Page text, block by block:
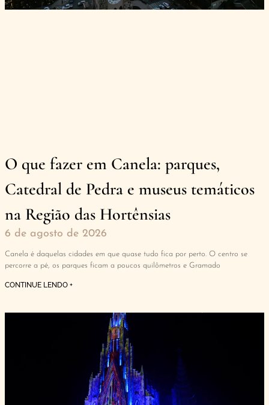
O que fazer em Canela: parques,
Catedral de Pedra e museus temáticos
na Região das Hortênsias
6 de agosto de 2026
Canela é daquelas cidades em que quase tudo fica por perto. O centro se
percorre a pé, os parques ficam a poucos quilômetros e Gramado
CONTINUE LENDO +